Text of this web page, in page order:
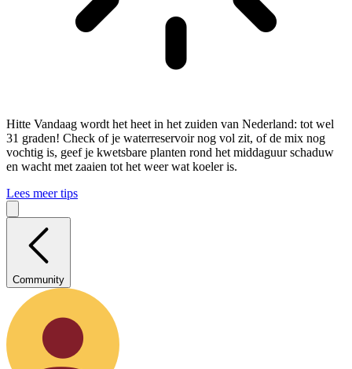
Hitte Vandaag wordt het heet in het zuiden van Nederland: tot wel
31 graden! Check of je waterreservoir nog vol zit, of de mix nog
vochtig is, geef je kwetsbare planten rond het middaguur schaduw
en wacht met zaaien tot het weer wat koeler is.
Lees meer tips
Community